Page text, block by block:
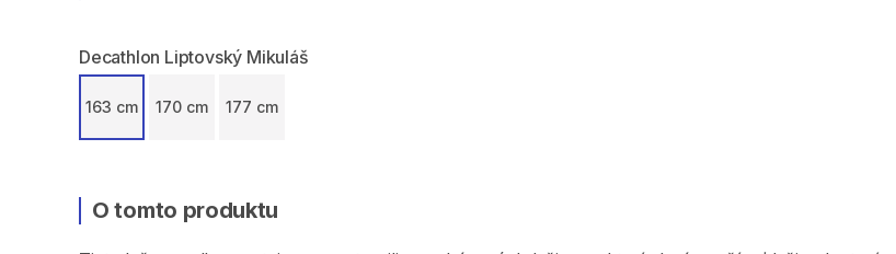
Decathlon Liptovský Mikuláš
163 cm 170 cm 177 cm
O tomto produktu